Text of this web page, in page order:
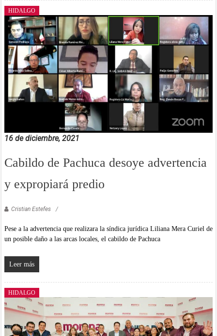
HIDALGO
16 de diciembre, 2021
Cabildo de Pachuca desoye advertencia
y expropiará predio
Cristian Estefes
Pese a la advertencia que realizara la síndica jurídica Liliana Mera Curiel de
un posible daño a las arcas locales, el cabildo de Pachuca
Leer más
HIDALGO